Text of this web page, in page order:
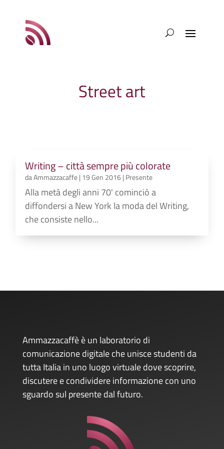
Street art
Writing – città sempre più colorate
daAmmazzacaffe| 19 Gen 2016| Presente
Alla metà degli anni 70' cominciò a
diffondersi a New York la moda del Writing,
che consiste nello...
Ammazzacaffè è un laboratorio di
comunicazione digitale che unisce studenti da
tutta Italia in uno luogo virtuale dove scoprire,
discutere e condividere informazione con uno
sguardo sul presente dal futuro.